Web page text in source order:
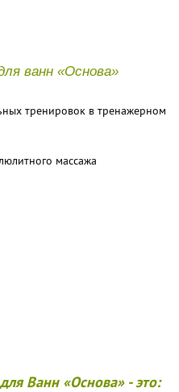
ванн «Основа»
тренировок в тренажерном
массажа
Ванн «Основа» - это: